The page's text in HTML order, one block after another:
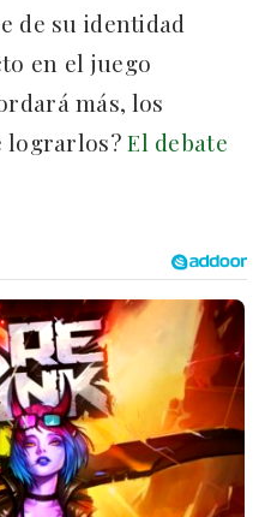
de su identidad
en el juego
más, los
lograrlos?El debate